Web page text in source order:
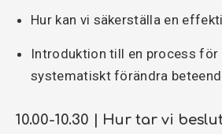
Hur kan vi säkerställa en
Introduktion till en process för
systematiskt förändra
10.00-10.30 | Hur tar vi